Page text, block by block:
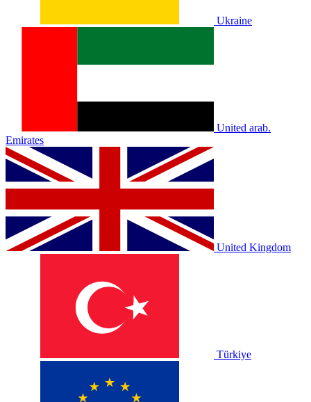
Ukraine
United arab.
Emirates
United Kingdom
Türkiye